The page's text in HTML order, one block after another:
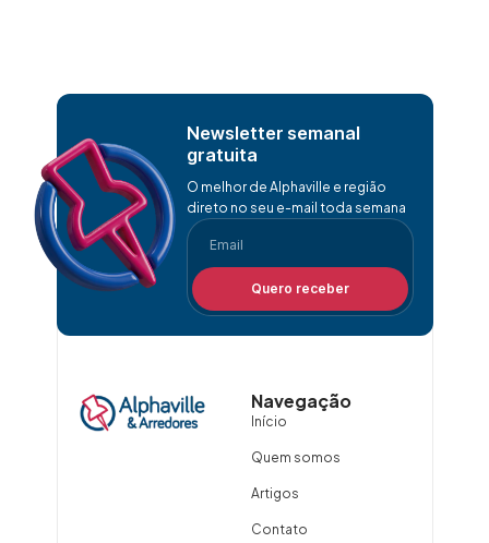
Newsletter semanal
gratuita
O melhor de Alphaville e região
direto no seu e-mail toda semana
Quero receber
Navegação
Início
Quem somos
Artigos
Contato